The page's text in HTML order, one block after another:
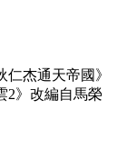
杰通天帝國》
2》改編自馬榮